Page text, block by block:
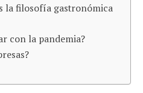
la filosofía gastronómica
con la pandemia?